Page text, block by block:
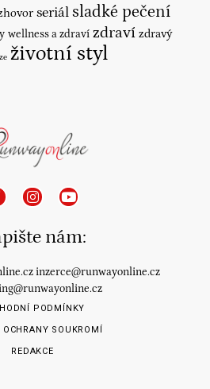
seriál sladké pečení
wellness a zdraví zdraví zdravý
životní styl
nám:
inzerce@runwayonline.cz
PODMÍNKY
SOUKROMÍ
REDAKCE